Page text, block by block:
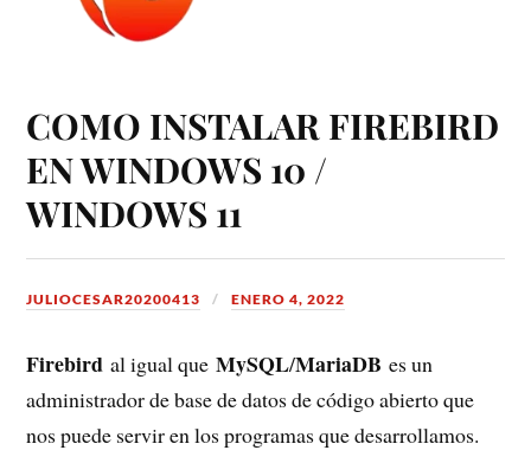
COMO INSTALAR FIREBIRD
EN WINDOWS 10 /
WINDOWS 11
JULIOCESAR20200413 ENERO 4, 2022
Firebird al igual queMySQL/MariaDB es un
administrador de base de datos de código abierto que
nos puede servir en los programas que desarrollamos.